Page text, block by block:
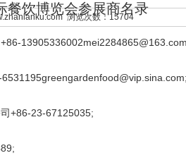
餐饮博览会参展商名录
浏览次数：15704
+86-23-67125035;